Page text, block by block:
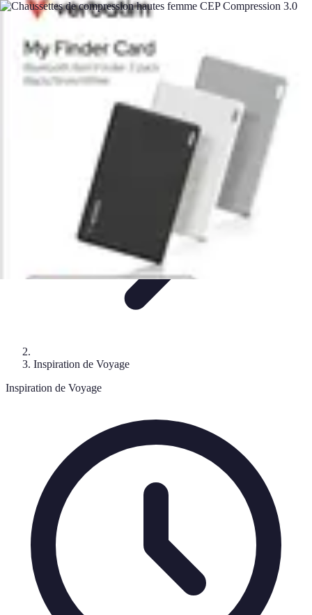
Expériences Voyages
Aventures de Voyage
Voyage Experiences Activités de Voyage
Expériences Voyages
Inspiration de Voyage
Inspiration de Voyage